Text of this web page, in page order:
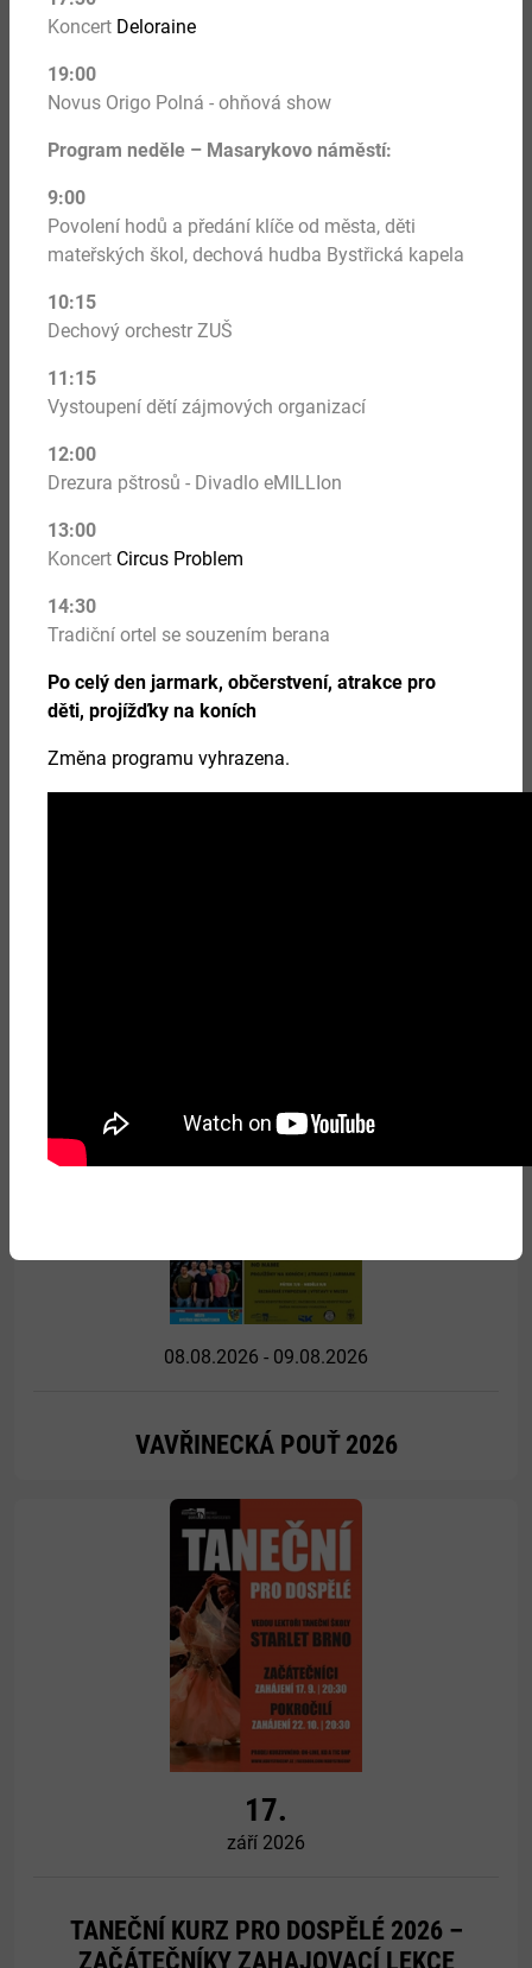
08.
DOBŘE ROZEHRANÁ PARTIE
08.08.2026 - 09.08.2026
VAVŘINECKÁ POUŤ 2026
17.
září 2026
TANEČNÍ KURZ PRO DOSPĚLÉ 2026 –
ZAČÁTEČNÍKY ZAHAJOVACÍ LEKCE
Koncert Deloraine
19:00
Novus Origo Polná - ohňová show
Program neděle – Masarykovo náměstí:
9:00
Povolení hodů a předání klíče od města, děti
mateřských škol, dechová hudba Bystřická kapela
10:15
Dechový orchestr ZUŠ
11:15
Vystoupení dětí zájmových organizací
12:00
Drezura pštrosů - Divadlo eMILLIon
13:00
Koncert Circus Problem
14:30
Tradiční ortel se souzením berana
Po celý den jarmark, občerstvení, atrakce pro
děti, projížďky na koních
Změna programu vyhrazena.